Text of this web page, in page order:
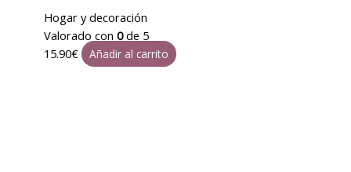
Hogar y decoración
Valorado con 0de 5
15.90€ Añadir al carrito